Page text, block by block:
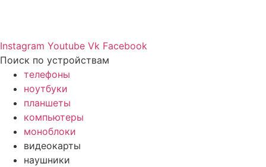
Instagram Youtube Vk Facebook
Поиск по устройствам
телефоны
ноутбуки
планшеты
компьютеры
моноблоки
видеокарты
наушники